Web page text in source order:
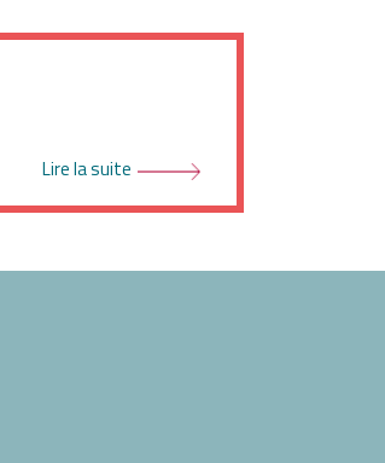
Lire la suite